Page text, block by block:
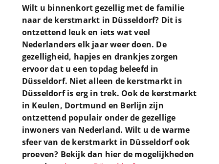
Wilt u binnenkort gezellig met de familie
naar de kerstmarkt in Düsseldorf? Dit is
ontzettend leuk en iets wat veel
Nederlanders elk jaar weer doen. De
gezelligheid, hapjes en drankjes zorgen
ervoor dat u een topdag beleefd in
Düsseldorf. Niet alleen de kerstmarkt in
Düsseldorf is erg in trek. Ook de kerstmarkt
in Keulen, Dortmund en Berlijn zijn
ontzettend populair onder de gezellige
inwoners van Nederland. Wilt u de warme
sfeer van de kerstmarkt in Düsseldorf ook
proeven? Bekijk dan hier de mogelijkheden